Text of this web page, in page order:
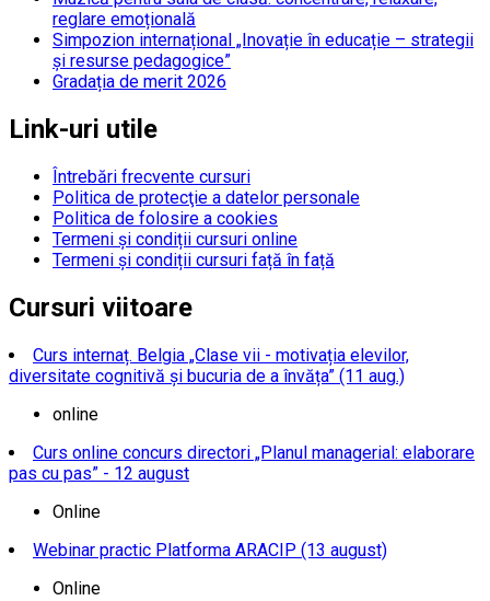
reglare emoțională
Simpozion internațional „Inovație în educație – strategii
și resurse pedagogice”
Gradația de merit 2026
Link-uri utile
Întrebări frecvente cursuri
Politica de protecţie a datelor personale
Politica de folosire a cookies
Termeni și condiții cursuri online
Termeni și condiții cursuri față în față
Cursuri viitoare
Curs internaț. Belgia „Clase vii - motivația elevilor,
diversitate cognitivă și bucuria de a învăța” (11 aug.)
online
Curs online concurs directori „Planul managerial: elaborare
pas cu pas” - 12 august
Online
Webinar practic Platforma ARACIP (13 august)
Online